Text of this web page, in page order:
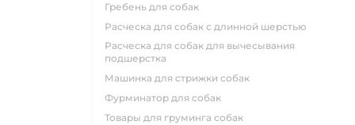
гребень для собак
расческа для собак с длинной шерстью
расческа для собак для вычесывания
подшерстка
машинка для стрижки собак
фурминатор для собак
товары для груминга собак